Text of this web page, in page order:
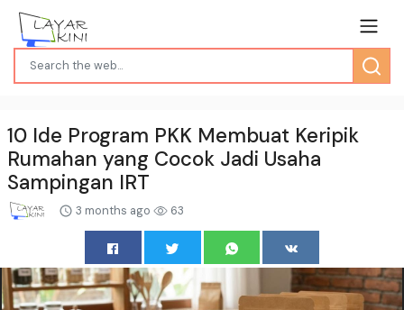
10 Ide Program PKK Membuat Keripik
Rumahan yang Cocok Jadi Usaha
Sampingan IRT
3 months ago 63